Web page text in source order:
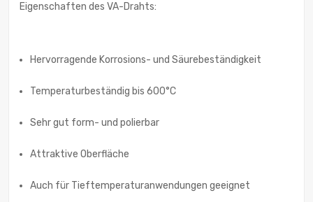
Eigenschaften des VA-Drahts:
Hervorragende Korrosions- und Säurebeständigkeit
Temperaturbeständig bis 600°C
Sehr gut form- und polierbar
Attraktive Oberfläche
Auch für Tieftemperaturanwendungen geeignet